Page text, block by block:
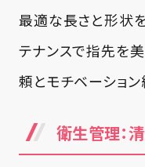
最適な長さと形状
テナンスで指先を
頼とモチベーショ
衛生管理：